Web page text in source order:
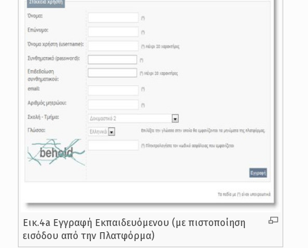
Εικ.4a Εγγραφή Εκπαιδευόμενου (με πιστοποίηση
εισόδου από την Πλατφόρμα)